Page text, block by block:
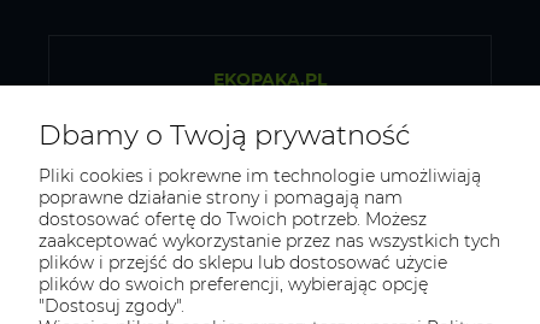
EKOPAKA.PL
Sklep internetowy ze zdrową żywnością
NIP: 5130281419
REGON: 523313151
Tel.:
796 434 468
Dbamy o Twoją prywatność
Pliki cookies i pokrewne im technologie umożliwiają
poprawne działanie strony i pomagają nam
dostosować ofertę do Twoich potrzeb. Możesz
zaakceptować wykorzystanie przez nas wszystkich tych
plików i przejść do sklepu lub dostosować użycie
plików do swoich preferencji, wybierając opcję
"Dostosuj zgody".